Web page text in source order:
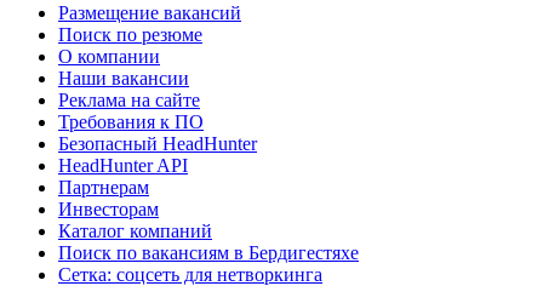
Размещение вакансий
Поиск по резюме
О компании
Наши вакансии
Реклама на сайте
Требования к ПО
Безопасный HeadHunter
HeadHunter API
Партнерам
Инвесторам
Каталог компаний
Поиск по вакансиям в Бердигестяхе
Сетка: соцсеть для нетворкинга